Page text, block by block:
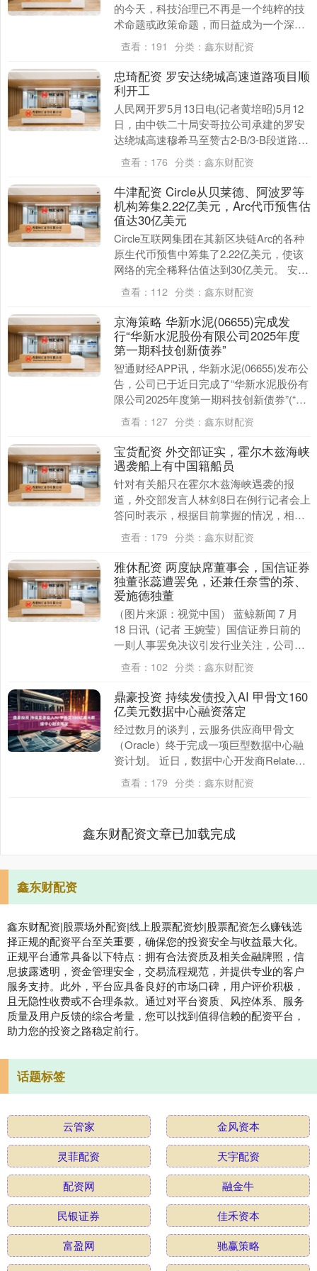
的今天，科技治理已不再是一个纯粹的技
术命题或政策命题，而日益成为一个深层
的法理命题。林泰、张琨蓓合著的《全球
科技治理的法律....
查看： 191 分类： 鑫东财配资
忠琦配资 罗安达绕城高速道路项目顺
利开工
人民网开罗5月13日电(记者黄培昭)5月12
日，由中铁二十局安哥拉公司承建的罗安
达绕城高速穆希马至赞古2-B/3-B段道路项
目举行开工仪式。伊科洛-本戈省省长奥....
查看： 176 分类： 鑫东财配资
牛津配资 Circle从贝莱德、阿波罗等
机构筹集2.22亿美元，Arc代币预售估
值达30亿美元
Circle互联网集团在其新区块链Arc的各种
原生代币预售中筹集了2.22亿美元，使该
网络的完全稀释估值达到30亿美元。 安德
森·霍罗威茨（Andreessen....
查看： 112 分类： 鑫东财配资
京海策略 华新水泥(06655)完成发
行“华新水泥股份有限公司2025年度
第一期科技创新债券”
智通财经APP讯，华新水泥(06655)发布公
告，公司已于近日完成了“华新水泥股份有
限公司2025年度第一期科技创新债券”(“本
期中期票据”)的发行。 本期中期....
查看： 127 分类： 鑫东财配资
宝货配资 外交部证实，霍尔木兹海峡
遇袭船上有中国籍船员
针对有关船只在霍尔木兹海峡遇袭的报
道，外交部发言人林剑8日在例行记者会上
答问时表示，根据目前掌握的情况，相关
遇袭船只系马绍尔群岛籍，船上有中国籍
船员。截至目前，....
查看： 179 分类： 鑫东财配资
雅休配资 两度缺席董事会，国信证券
独董张蕊遭罢免，还兼任奈雪的茶、
爱施德独董
（图片来源：视觉中国） 蓝鲸新闻 7 月
18 日讯（记者 王婉莹）国信证券日前的
一则人事罢免决议引发行业关注，公司董
事会全票通过了解除独立董事张蕊职务的
议案，....
查看： 102 分类： 鑫东财配资
鼎豪投资 持续发债投入AI 甲骨文160
亿美元数据中心融资落定
经过数月的谈判，云服务供应商甲骨文
（Oracle）终于完成一项巨型数据中心融
资计划。 近日，数据中心开发商Related
Digital发布声明称，其为甲骨文建....
查看： 179 分类： 鑫东财配资
鑫东财配资文章已加载完成
鑫东财配资
鑫东财配资|股票场外配资|线上股票配资炒|股票配资怎么赚钱选
择正规的配资平台至关重要，确保您的投资安全与收益最大化。
正规平台通常具备以下特点：拥有合法资质及相关金融牌照，信
息披露透明，资金管理安全，交易流程规范，并提供专业的客户
服务支持。此外，平台应具备良好的市场口碑，用户评价积极，
且无隐性收费或不合理条款。通过对平台资质、风控体系、服务
质量及用户反馈的综合考量，您可以找到值得信赖的配资平台，
助力您的投资之路稳定前行。
话题标签
云管家
金风资本
灵菲配资
天宇配资
配资网
融金牛
民银证券
佳禾资本
富盈网
驰赢策略